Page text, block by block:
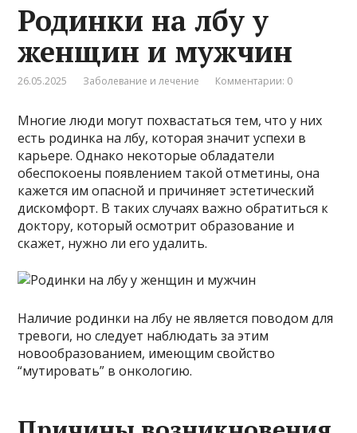
Родинки на лбу у
женщин и мужчин
26.05.2025 Заболевание и лечение Комментарии: 0
Многие люди могут похвастаться тем, что у них
есть родинка на лбу, которая значит успехи в
карьере. Однако некоторые обладатели
обеспокоены появлением такой отметины, она
кажется им опасной и причиняет эстетический
дискомфорт. В таких случаях важно обратиться к
доктору, который осмотрит образование и
скажет, нужно ли его удалить.
Наличие родинки на лбу не является поводом для
тревоги, но следует наблюдать за этим
новообразованием, имеющим свойство
“мутировать” в онкологию.